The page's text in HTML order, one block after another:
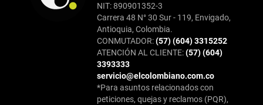
NIT: 890901352-3
Carrera 48 N° 30 Sur - 119, Envigado,
Antioquia, Colombia.
CONMUTADOR:(57) (604) 3315252
ATENCIÓN AL CLIENTE:(57) (604)
3393333
servicio@elcolombiano.com.co
*Para asuntos relacionados con
peticiones, quejas y reclamos (PQR),